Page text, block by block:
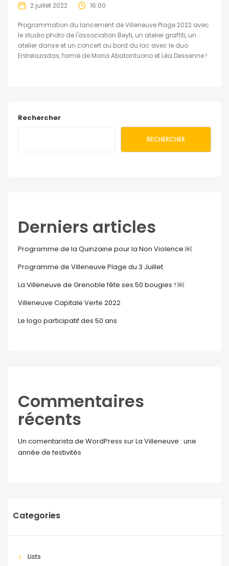
2 juillet 2022 16:00
Programmation du lancement de Villeneuve Plage 2022 avec
le studio photo de l'association Beyti, un atelier graffiti, un
atelier danse et un concert au bord du lac avec le duo
Entrelazadas, formé de Maria Abatantuono et Léa Dessenne !
Rechercher
RECHERCHER
Derniers articles
Programme de la Quinzaine pour la Non Violence ￼
Programme de Villeneuve Plage du 3 Juillet
La Villeneuve de Grenoble fête ses 50 bougies ! ￼
Villeneuve Capitale Verte 2022
Le logo participatif des 50 ans
Commentaires
récents
Un comentarista de WordPress surLa Villeneuve : une
année de festivités
Categories
Lists